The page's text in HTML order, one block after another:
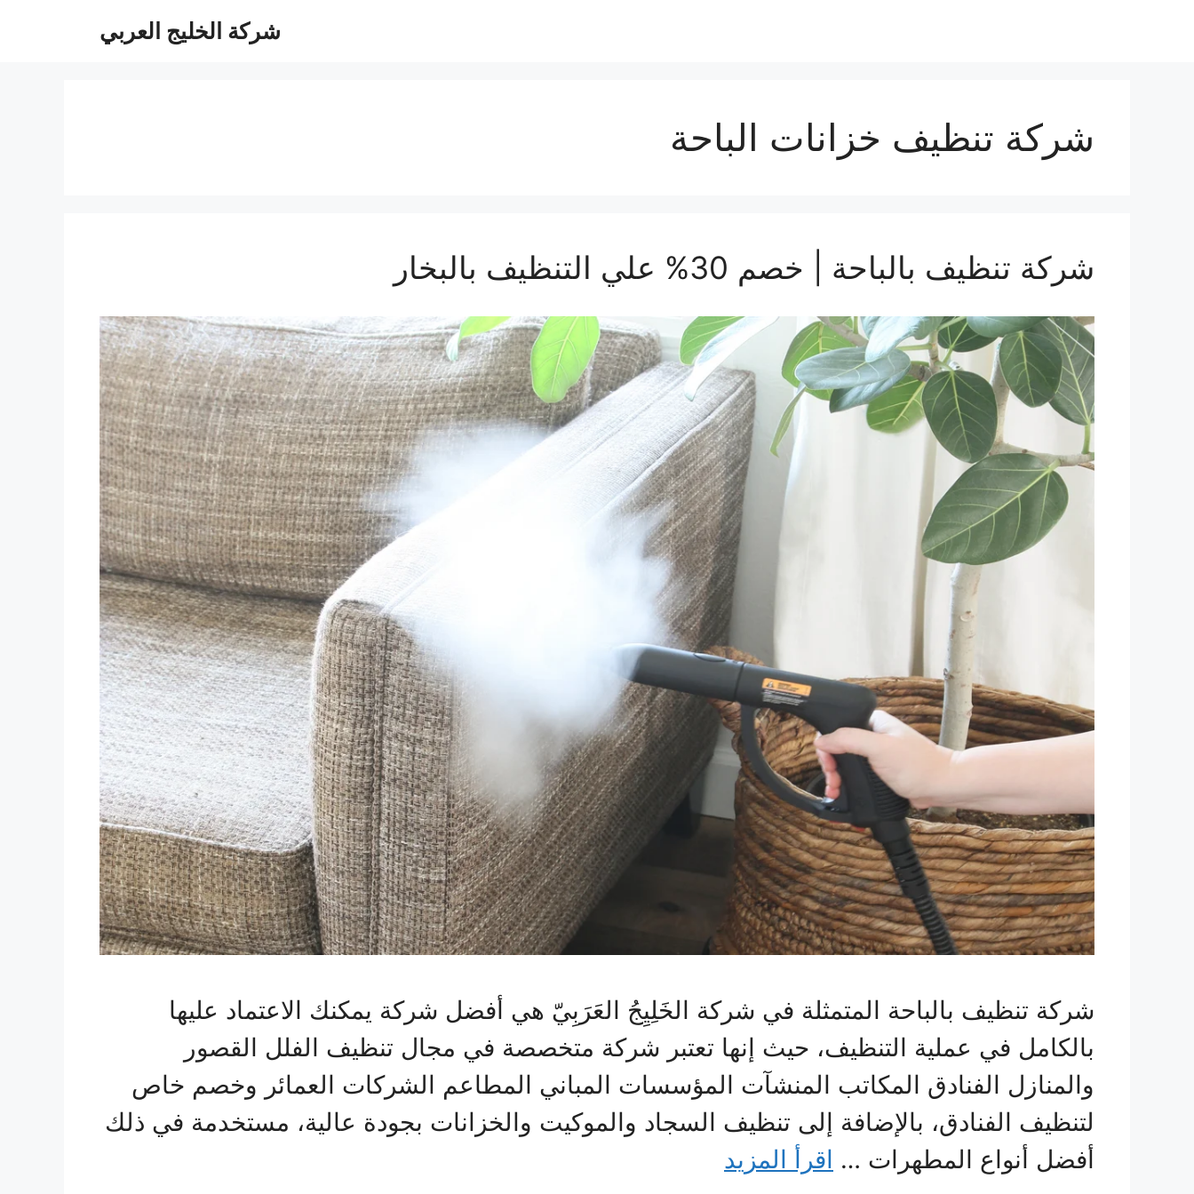
شركة الخليج العربي
شركة تنظيف خزانات الباحة
شركة تنظيف بالباحة | خصم 30% علي التنظيف بالبخار
شركة تنظيف بالباحة المتمثلة في شركة الخَلِيِجُ العَرَبِيّ هي أفضل شركة يمكنك الاعتماد عليها
بالكامل في عملية التنظيف، حيث إنها تعتبر شركة متخصصة في مجال تنظيف الفلل القصور
والمنازل الفنادق المكاتب المنشآت المؤسسات المباني المطاعم الشركات العمائر وخصم خاص
لتنظيف الفنادق، بالإضافة إلى تنظيف السجاد والموكيت والخزانات بجودة عالية، مستخدمة في ذلك
أفضل أنواع المطهرات … اقرأ المزيد